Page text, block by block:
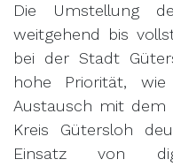
Die Umstellung
weitgehend bis
bei der Stadt
hohe Priorität,
Austausch mit dem
Kreis Gütersloh
Einsatz von